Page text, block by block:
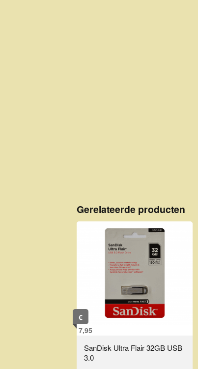
Gerelateerde producten
€
7,95
SanDisk Ultra Flair 32GB USB
3.0